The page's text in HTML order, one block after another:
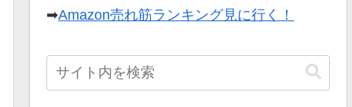
➡Amazon売れ筋ランキング見に行く！